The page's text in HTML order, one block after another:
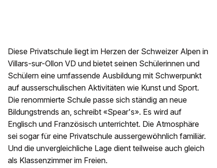
Diese Privatschule liegt im Herzen der Schweizer Alpen in
Villars-sur-Ollon VD und bietet seinen Schülerinnen und
Schülern eine umfassende Ausbildung mit Schwerpunkt
auf ausserschulischen Aktivitäten wie Kunst und Sport.
Die renommierte Schule passe sich ständig an neue
Bildungstrends an, schreibt «Spear's». Es wird auf
Englisch und Französisch unterrichtet. Die Atmosphäre
sei sogar für eine Privatschule aussergewöhnlich familiär.
Und die unvergleichliche Lage dient teilweise auch gleich
als Klassenzimmer im Freien.